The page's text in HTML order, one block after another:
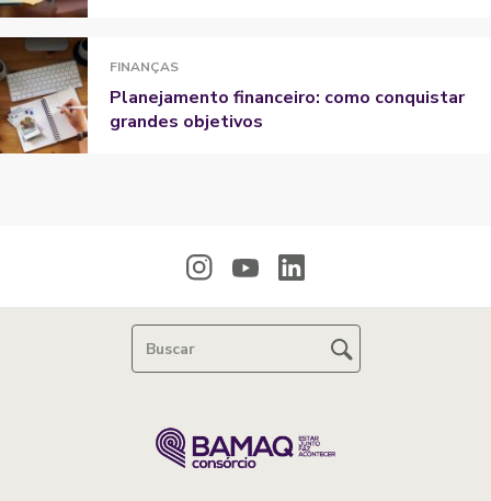
FINANÇAS
Planejamento financeiro: como conquistar
grandes objetivos